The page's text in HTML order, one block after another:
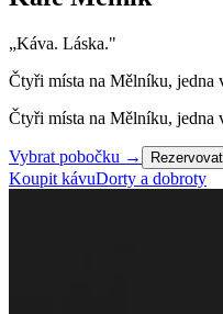
„Káva. Láska."
Čtyři místa na Mělníku, jedna
Čtyři místa na Mělníku, jedna
Vybrat pobočku →
Koupit kávuDorty a dobroty